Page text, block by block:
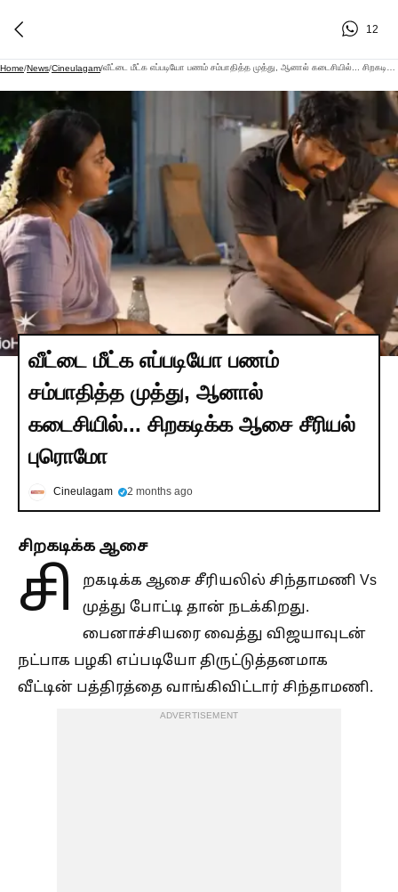
12
Home/News/Cineulagam/
வீட்டை மீட்க எப்படியோ பணம்
சம்பாதித்த முத்து, ஆனால்
கடைசியில்... சிறகடிக்க ஆசை சீரியல்
புரொமோ
Cineulagam 2 months ago
சிறகடிக்க ஆசை
சி
றகடிக்க ஆசை சீரியலில் சிந்தாமணி Vs
முத்து போட்டி தான் நடக்கிறது.
பைனாச்சியரை வைத்து விஜயாவுடன்
நட்பாக பழகி எப்படியோ திருட்டுத்தனமாக
வீட்டின் பத்திரத்தை வாங்கிவிட்டார் சிந்தாமணி.
ADVERTISEMENT